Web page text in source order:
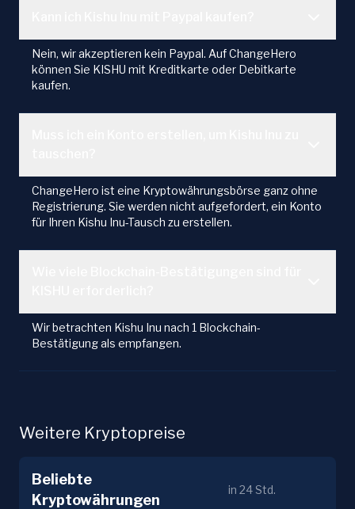
Nein, wir akzeptieren kein Paypal. Auf ChangeHero
können Sie KISHU mit Kreditkarte oder Debitkarte
kaufen.
ChangeHero ist eine Kryptowährungsbörse ganz ohne
Registrierung. Sie werden nicht aufgefordert, ein Konto
für Ihren Kishu Inu-Tausch zu erstellen.
Wir betrachten Kishu Inu nach 1 Blockchain-
Bestätigung als empfangen.
Weitere Kryptopreise
Beliebte
Kryptowährungen
in 24 Std.